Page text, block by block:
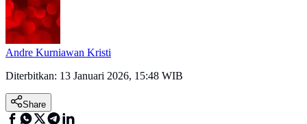
Andre Kurniawan Kristi
Diterbitkan: 13 Januari 2026, 15:48 WIB
Share